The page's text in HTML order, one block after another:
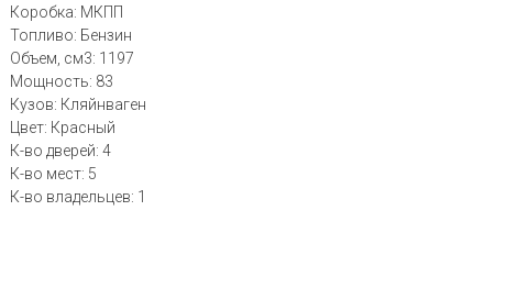
Коробка: МКПП
Топливо: Бензин
Объем, см3: 1197
Мощность: 83
Кузов: Кляйнваген
Цвет: Красный
К-во дверей: 4
К-во мест: 5
К-во владельцев: 1